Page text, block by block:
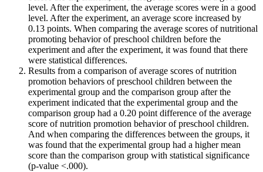
level. After the experiment, the average scores were in a good
level. After the experiment, an average score increased by
0.13 points. When comparing the average scores of nutritional
promoting behavior of preschool children before the
experiment and after the experiment, it was found that there
were statistical differences.
Results from a comparison of average scores of nutrition
promotion behaviors of preschool children between the
experimental group and the comparison group after the
experiment indicated that the experimental group and the
comparison group had a 0.20 point difference of the average
score of nutrition promotion behavior of preschool children.
And when comparing the differences between the groups, it
was found that the experimental group had a higher mean
score than the comparison group with statistical significance
(p-value <.000).